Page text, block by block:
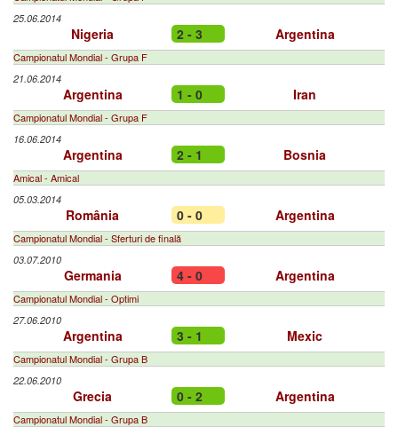
25.06.2014
Nigeria 2 - 3 Argentina
Campionatul Mondial - Grupa F
21.06.2014
Argentina 1 - 0 Iran
Campionatul Mondial - Grupa F
16.06.2014
Argentina 2 - 1 Bosnia
Amical - Amical
05.03.2014
România 0 - 0 Argentina
Campionatul Mondial - Sferturi de finală
03.07.2010
Germania 4 - 0 Argentina
Campionatul Mondial - Optimi
27.06.2010
Argentina 3 - 1 Mexic
Campionatul Mondial - Grupa B
22.06.2010
Grecia 0 - 2 Argentina
Campionatul Mondial - Grupa B